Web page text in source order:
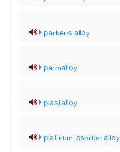
parker's alloy
permalloy
plastalloy
platinum-osmium alloy